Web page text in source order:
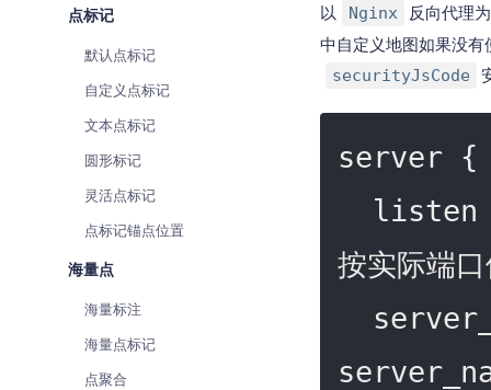
点标记
默认点标记
自定义点标记
文本点标记
圆形标记
灵活点标记
点标记锚点位置
海量点
海量标注
海量点标记
点聚合
以 Nginx
反向代理
中自定义地图如果没
securityJsCode
server {
按实际端